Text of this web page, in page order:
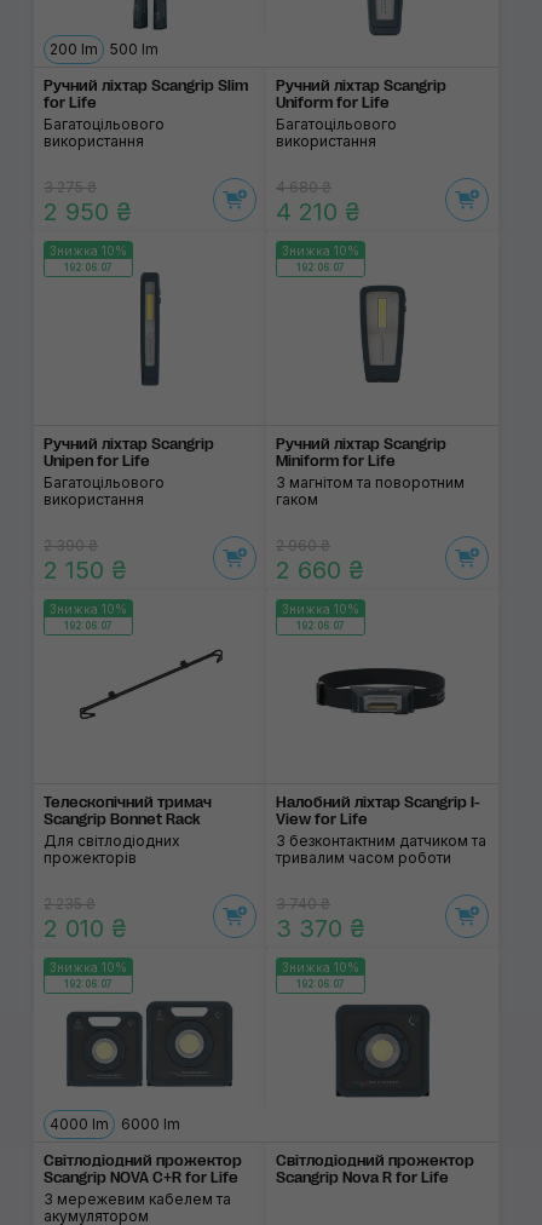
200 lm 500 lm
Ручний ліхтар Scangrip Slim
for Life
Багатоцільового
використання
3 275 ₴
2 950 ₴
Ручний ліхтар Scangrip
Uniform for Life
Багатоцільового
використання
4 680 ₴
4 210 ₴
Знижка 10%
192:06:06
Ручний ліхтар Scangrip
Unipen for Life
Багатоцільового
використання
2 390 ₴
2 150 ₴
Знижка 10%
192:06:06
Ручний ліхтар Scangrip
Miniform for Life
З магнітом та поворотним
гаком
2 960 ₴
2 660 ₴
Знижка 10%
192:06:06
Телескопічний тримач
Scangrip Bonnet Rack
Для світлодіодних
прожекторів
2 235 ₴
2 010 ₴
Знижка 10%
192:06:06
Налобний ліхтар Scangrip I-
View for Life
З безконтактним датчиком та
тривалим часом роботи
3 740 ₴
3 370 ₴
Знижка 10%
192:06:06
4000 lm 6000 lm
Світлодіодний про­жектор
Scangrip NOVA C+R for Life
З мережевим кабелем та
акумулятором
Знижка 10%
192:06:06
Світлодіодний про­жектор
Scangrip Nova R for Life